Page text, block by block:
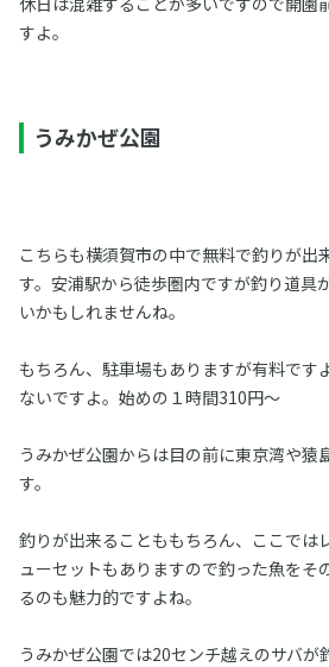
すよ。
うみかぜ公園
こちらも横須賀市の中で無料で釣りが出
す。安浦駅から徒歩圏内ですが釣り道具
いかもしれませんね。
もちろん、駐車場もありますが有料です
ないですよ。始めの１時間310円～
うみかぜ公園からは目の前に東京湾や猿
す。
釣りが出来ることももちろん、ここでは
ューセットもありますので釣った魚をそ
るのも魅力的ですよね。
うみかぜ公園では20センチ越えのサバが